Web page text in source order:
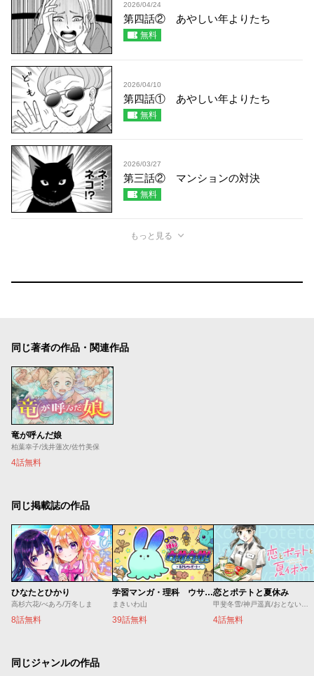
2026/04/24
第四話② あやしい年よりたち
無料
2026/04/10
第四話① あやしい年よりたち
無料
2026/03/27
第三話② マンションの対決
無料
もっと見る
同じ著者の作品・関連作品
竜が呼んだ娘
柏葉幸子/浅井蓮次/佐竹美保
4話無料
同じ掲載誌の作品
ひなたとひかり
高杉六花/べあろ/万冬しま
8話無料
学習マンガ・理科 ウサウサ！
まきいわ山
39話無料
恋とポテトと夏休み
甲斐冬雪/神戸遥真/おとないちあき
4話無料
同じジャンルの作品